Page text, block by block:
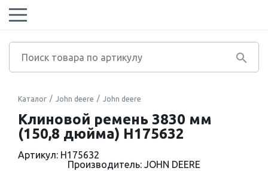
Каталог John deere John deere
Клиновой ремень 3830 мм
(150,8 дюйма) H175632
Артикул: H175632
Производитель: JOHN DEERE